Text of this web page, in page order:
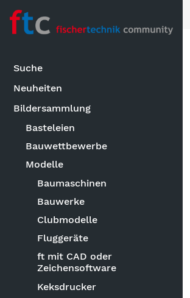
Suche
Neuheiten
Bildersammlung
Basteleien
Bauwettbewerbe
Modelle
Baumaschinen
Bauwerke
Clubmodelle
Fluggeräte
ft mit CAD oder
Zeichensoftware
Keksdrucker